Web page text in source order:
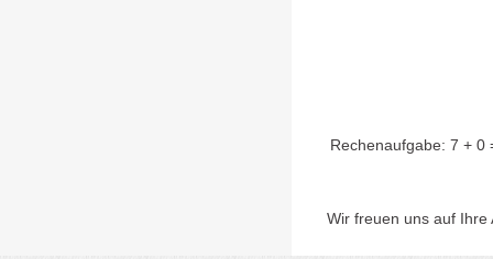
Rechenaufgabe: 7 + 0
Wir freuen uns auf Ihre